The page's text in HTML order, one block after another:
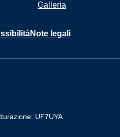
Galleria
Note legali
UF7UYA